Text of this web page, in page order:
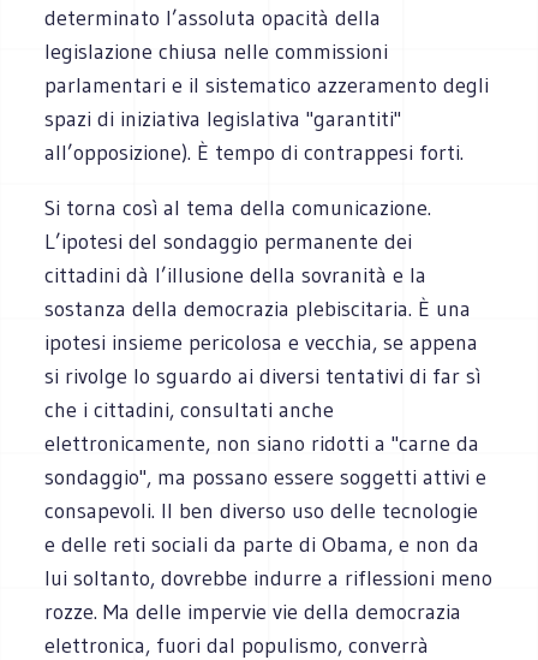
determinato l’assoluta opacità della
legislazione chiusa nelle commissioni
parlamentari e il sistematico azzeramento degli
spazi di iniziativa legislativa "garantiti"
all’opposizione). È tempo di contrappesi forti.
Si torna così al tema della comunicazione.
L’ipotesi del sondaggio permanente dei
cittadini dà l’illusione della sovranità e la
sostanza della democrazia plebiscitaria. È una
ipotesi insieme pericolosa e vecchia, se appena
si rivolge lo sguardo ai diversi tentativi di far sì
che i cittadini, consultati anche
elettronicamente, non siano ridotti a "carne da
sondaggio", ma possano essere soggetti attivi e
consapevoli. Il ben diverso uso delle tecnologie
e delle reti sociali da parte di Obama, e non da
lui soltanto, dovrebbe indurre a riflessioni meno
rozze. Ma delle impervie vie della democrazia
elettronica, fuori dal populismo, converrà